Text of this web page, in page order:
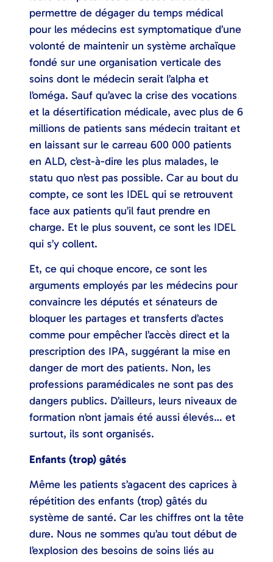
permettre de dégager du temps médical
pour les médecins est symptomatique d’une
volonté de maintenir un système archaïque
fondé sur une organisation verticale des
soins dont le médecin serait l’alpha et
l’oméga. Sauf qu’avec la crise des vocations
et la désertification médicale, avec plus de 6
millions de patients sans médecin traitant et
en laissant sur le carreau 600 000 patients
en ALD, c’est-à-dire les plus malades, le
statu quo n’est pas possible. Car au bout du
compte, ce sont les IDEL qui se retrouvent
face aux patients qu’il faut prendre en
charge. Et le plus souvent, ce sont les IDEL
qui s’y collent.
Et, ce qui choque encore, ce sont les
arguments employés par les médecins pour
convaincre les députés et sénateurs de
bloquer les partages et transferts d’actes
comme pour empêcher l’accès direct et la
prescription des IPA, suggérant la mise en
danger de mort des patients. Non, les
professions paramédicales ne sont pas des
dangers publics. D’ailleurs, leurs niveaux de
formation n’ont jamais été aussi élevés… et
surtout, ils sont organisés.
Enfants (trop) gâtés
Même les patients s’agacent des caprices à
répétition des enfants (trop) gâtés du
système de santé. Car les chiffres ont la tête
dure. Nous ne sommes qu’au tout début de
l’explosion des besoins de soins liés au